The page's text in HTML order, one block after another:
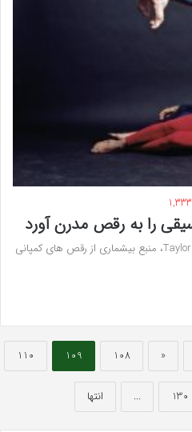
1,333
آثار سخت و درعین حال سرزنده آقای Taylor، منبع بیشماری از رقص های کمپانی
«
108
109
110
130
... انتها